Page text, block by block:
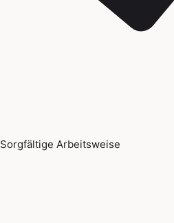
Sorgfältige Arbeitsweise